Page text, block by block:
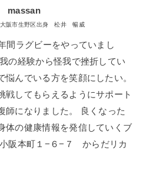
massan
阪市生野区出身 松井 暢威
間ラグビーをやっていまし
の経験から怪我で挫折してい
悩んでいる方を笑顔にしたい。
戦してもらえるようにサポート
師になりました。 良くなった
体の健康情報を発信していくブ
阪本町１−６−７ からだリカ